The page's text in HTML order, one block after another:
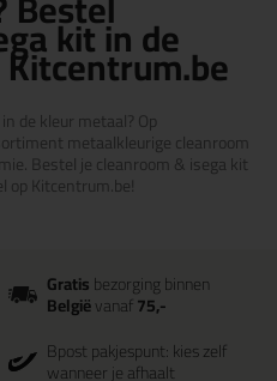
kit in de
de kleur metaal? Op
metaalkleurige cleanroom
Bestel je cleanroom & isega kit
op Kitcentrum.be!
Gratisbezorging binnen
Belgiëvanaf75,-
Bpost pakjespunt: kies zelf
wanneer je afhaalt